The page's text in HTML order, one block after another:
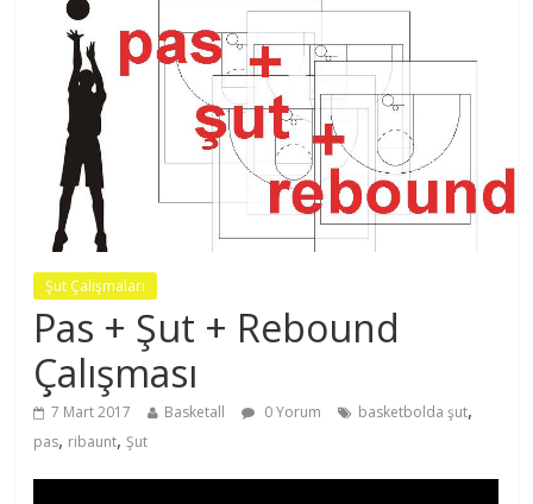
Şut Çalışmaları
Pas + Şut + Rebound
Çalışması
7 Mart 2017 Basketall 0 Yorum basketbolda şut,
pas, ribaunt,Şut